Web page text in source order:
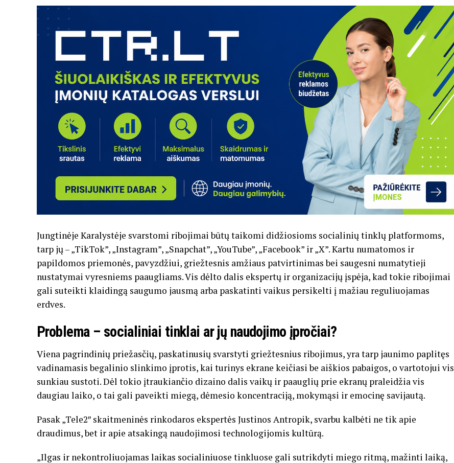
Jungtinėje Karalystėje svarstomi ribojimai būtų taikomi didžiosioms socialinių tinklų platformoms,
tarp jų – „TikTok”, „Instagram”, „Snapchat”, „YouTube”, „Facebook” ir „X”. Kartu numatomos ir
papildomos priemonės, pavyzdžiui, griežtesnis amžiaus patvirtinimas bei saugesni numatytieji
nustatymai vyresniems paaugliams. Vis dėlto dalis ekspertų ir organizacijų įspėja, kad tokie ribojimai
gali suteikti klaidingą saugumo jausmą arba paskatinti vaikus persikelti į mažiau reguliuojamas
erdves.
Problema – socialiniai tinklai ar jų naudojimo įpročiai?
Viena pagrindinių priežasčių, paskatinusių svarstyti griežtesnius ribojimus, yra tarp jaunimo paplitęs
vadinamasis begalinio slinkimo įprotis, kai turinys ekrane keičiasi be aiškios pabaigos, o vartotojui vis
sunkiau sustoti. Dėl tokio įtraukiančio dizaino dalis vaikų ir paauglių prie ekranų praleidžia vis
daugiau laiko, o tai gali paveikti miegą, dėmesio koncentraciją, mokymąsi ir emocinę savijautą.
Pasak „Tele2″ skaitmeninės rinkodaros ekspertės Justinos Antropik, svarbu kalbėti ne tik apie
draudimus, bet ir apie atsakingą naudojimosi technologijomis kultūrą.
„Ilgas ir nekontroliuojamas laikas socialiniuose tinkluose gali sutrikdyti miego ritmą, mažinti laiką,